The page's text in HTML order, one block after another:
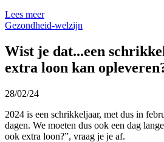
Lees meer
Gezondheid-welzijn
Wist je dat...een
extra loon kan
28/02/24
2024 is een schrikkeljaar, met dus in
dagen. We moeten dus ook een dag
ook extra loon?”, vraag je je af.